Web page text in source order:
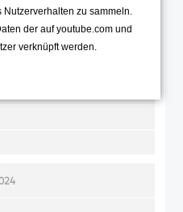
zu sammeln.
der auf youtube.com und
verknüpft werden.